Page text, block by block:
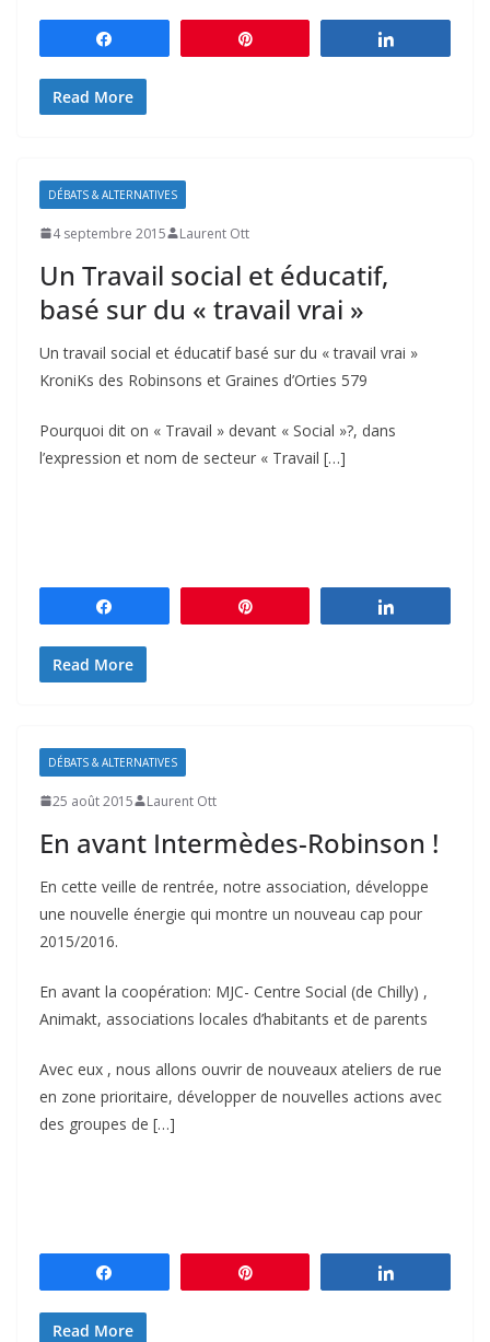
Read More
DÉBATS & ALTERNATIVES
4 septembre 2015 Laurent Ott
Un Travail social et éducatif,
basé sur du « travail vrai »
Un travail social et éducatif basé sur du « travail vrai »
KroniKs des Robinsons et Graines d’Orties 579
Pourquoi dit on « Travail » devant « Social »?, dans
l’expression et nom de secteur « Travail […]
Read More
DÉBATS & ALTERNATIVES
25 août 2015 Laurent Ott
En avant Intermèdes-Robinson !
En cette veille de rentrée, notre association, développe
une nouvelle énergie qui montre un nouveau cap pour
2015/2016.
En avant la coopération: MJC- Centre Social (de Chilly) ,
Animakt, associations locales d’habitants et de parents
Avec eux , nous allons ouvrir de nouveaux ateliers de rue
en zone prioritaire, développer de nouvelles actions avec
des groupes de […]
Read More